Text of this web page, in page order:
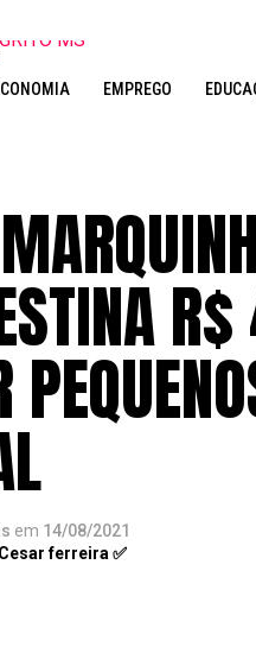
EMPREGO
em 14/08/2021
ferreira ✅